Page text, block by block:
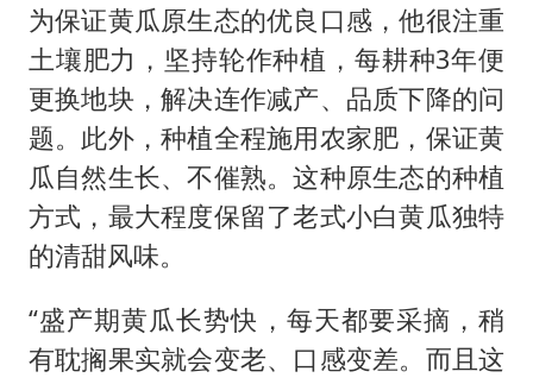
为保证黄瓜原生态的优良口感，他很注重
土壤肥力，坚持轮作种植，每耕种3年便
更换地块，解决连作减产、品质下降的问
题。此外，种植全程施用农家肥，保证黄
瓜自然生长、不催熟。这种原生态的种植
方式，最大程度保留了老式小白黄瓜独特
的清甜风味。
“盛产期黄瓜长势快，每天都要采摘，稍
有耽搁果实就会变老、口感变差。而且这